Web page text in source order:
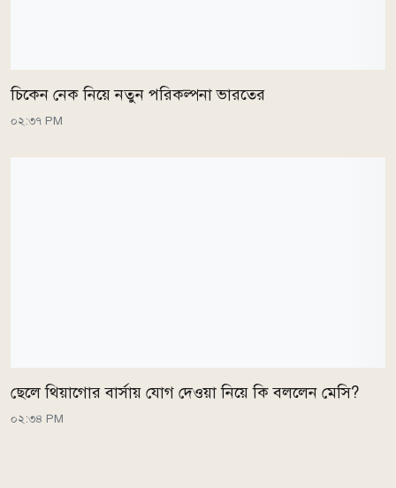
চিকেন নেক নিয়ে নতুন পরিকল্পনা ভারতের
০২:৩৭ PM
ছেলে থিয়াগোর বার্সায় যোগ দেওয়া নিয়ে কি বললেন মেসি?
০২:৩৪ PM